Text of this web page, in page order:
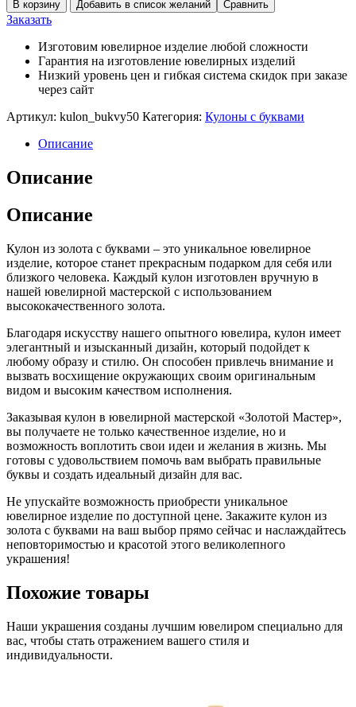
В корзину Добавить в список желаний Сравнить
Заказать
Изготовим ювелирное изделие любой сложности
Гарантия на изготовление ювелирных изделий
Низкий уровень цен и гибкая система скидок при заказе
через сайт
Артикул: kulon_bukvy50 Категория: Кулоны с буквами
Описание
Описание
Описание
Кулон из золота с буквами – это уникальное ювелирное
изделие, которое станет прекрасным подарком для себя или
близкого человека. Каждый кулон изготовлен вручную в
нашей ювелирной мастерской с использованием
высококачественного золота.
Благодаря искусству нашего опытного ювелира, кулон имеет
элегантный и изысканный дизайн, который подойдет к
любому образу и стилю. Он способен привлечь внимание и
вызвать восхищение окружающих своим оригинальным
видом и высоким качеством исполнения.
Заказывая кулон в ювелирной мастерской «Золотой Мастер»,
вы получаете не только качественное изделие, но и
возможность воплотить свои идеи и желания в жизнь. Мы
готовы с удовольствием помочь вам выбрать правильные
буквы и создать идеальный дизайн для вас.
Не упускайте возможность приобрести уникальное
ювелирное изделие по доступной цене. Закажите кулон из
золота с буквами на ваш выбор прямо сейчас и наслаждайтесь
неповторимостью и красотой этого великолепного
украшения!
Похожие товары
Наши украшения созданы лучшим ювелиром специально для
вас, чтобы стать отражением вашего стиля и
индивидуальности.